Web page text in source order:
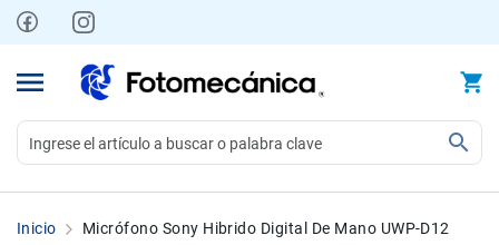
contenido
Videocámaras
Inicio Micrófono Sony Hibrido Digital De Mano UWP-D12